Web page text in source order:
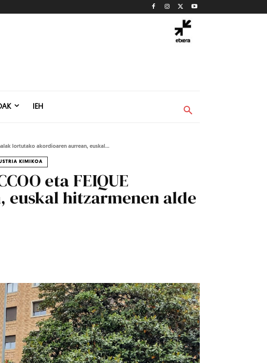
IEH
lortutako akordioaren aurrean, euskal...
KIMIKOA
eta FEIQUE
hitzarmenen alde